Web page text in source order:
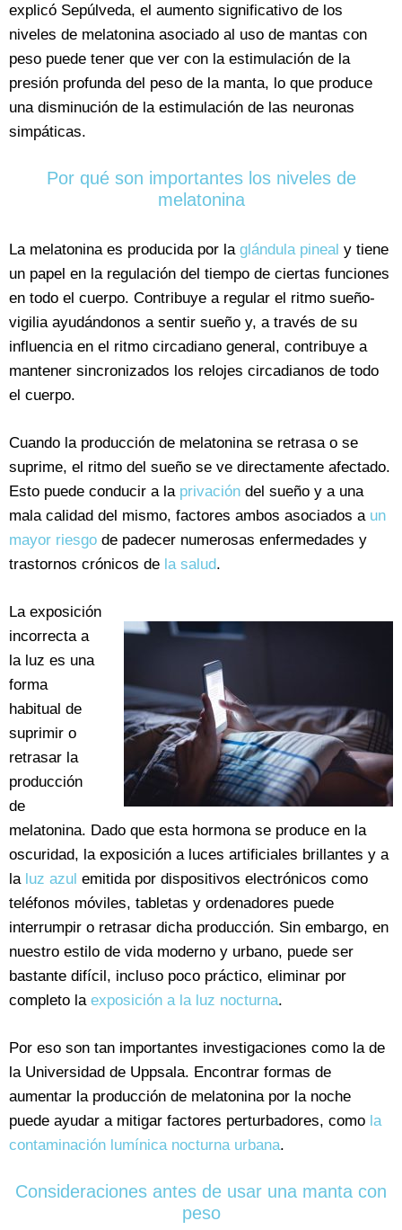
explicó Sepúlveda, el aumento significativo de los
niveles de melatonina asociado al uso de mantas con
peso puede tener que ver con la estimulación de la
presión profunda del peso de la manta, lo que produce
una disminución de la estimulación de las neuronas
simpáticas.
Por qué son importantes los niveles de
melatonina
La melatonina es producida por laglándula pineal y tiene
un papel en la regulación del tiempo de ciertas funciones
en todo el cuerpo. Contribuye a regular el ritmo sueño-
vigilia ayudándonos a sentir sueño y, a través de su
influencia en el ritmo circadiano general, contribuye a
mantener sincronizados los relojes circadianos de todo
el cuerpo.
Cuando la producción de melatonina se retrasa o se
suprime, el ritmo del sueño se ve directamente afectado.
Esto puede conducir a la privación del sueño y a una
mala calidad del mismo, factores ambos asociados a un
mayor riesgo de padecer numerosas enfermedades y
trastornos crónicos de la salud.
La exposición
incorrecta a
la luz es una
forma
habitual de
suprimir o
retrasar la
producción
de
melatonina. Dado que esta hormona se produce en la
oscuridad, la exposición a luces artificiales brillantes y a
la luz azul emitida por dispositivos electrónicos como
teléfonos móviles, tabletas y ordenadores puede
interrumpir o retrasar dicha producción. Sin embargo, en
nuestro estilo de vida moderno y urbano, puede ser
bastante difícil, incluso poco práctico, eliminar por
completo la exposición a la luz nocturna.
Por eso son tan importantes investigaciones como la de
la Universidad de Uppsala. Encontrar formas de
aumentar la producción de melatonina por la noche
puede ayudar a mitigar factores perturbadores, como la
contaminación lumínica nocturna urbana.
Consideraciones antes de usar una manta con
peso